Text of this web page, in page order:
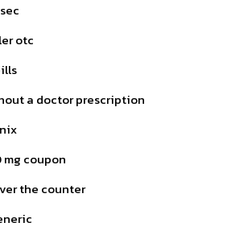
otc
a doctor prescription
coupon
the counter